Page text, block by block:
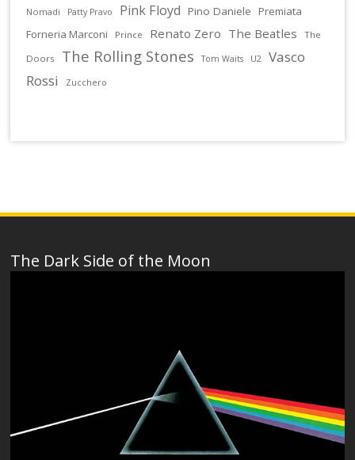
Nomadi Patty Pravo Pink Floyd Pino Daniele
Premiata
Forneria Marconi
Prince Renato Zero The Beatles
The
Doors
The Rolling Stones Tom Waits U2
Vasco
Rossi
Zucchero
The Dark Side of the Moon